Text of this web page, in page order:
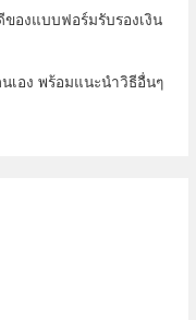
องแบบฟอร์มรับรองเงิน
เอง พร้อมแนะนำวิธีอื่นๆ